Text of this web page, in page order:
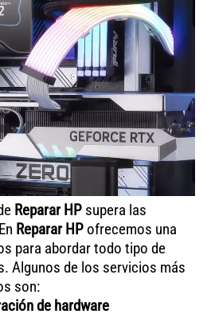
Reparar HP supera las
Reparar HPofrecemos una
para abordar todo tipo de
Algunos de los servicios más
son:
de hardware